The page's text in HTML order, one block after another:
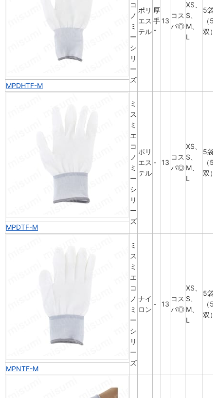
コ
ノ
ミ
ー
シ
リ
ー
ズ
ポリ
エス
テル
厚
手
*
13
コス
パ◎
XS、
S、
M、
L
5袋
（50
双）
MPDHTF-M
ミ
ス
ミ
エ
コ
ノ
ミ
ー
シ
リ
ー
ズ
ポリ
エス
テル
- 13
コス
パ◎
XS、
S、
M、
L
5袋
（50
双）
MPDTF-M
ミ
ス
ミ
エ
コ
ノ
ミ
ー
シ
リ
ー
ズ
ナイ
ロン
- 13
コス
パ◎
XS、
S、
M、
L
5袋
（50
双）
MPNTF-M